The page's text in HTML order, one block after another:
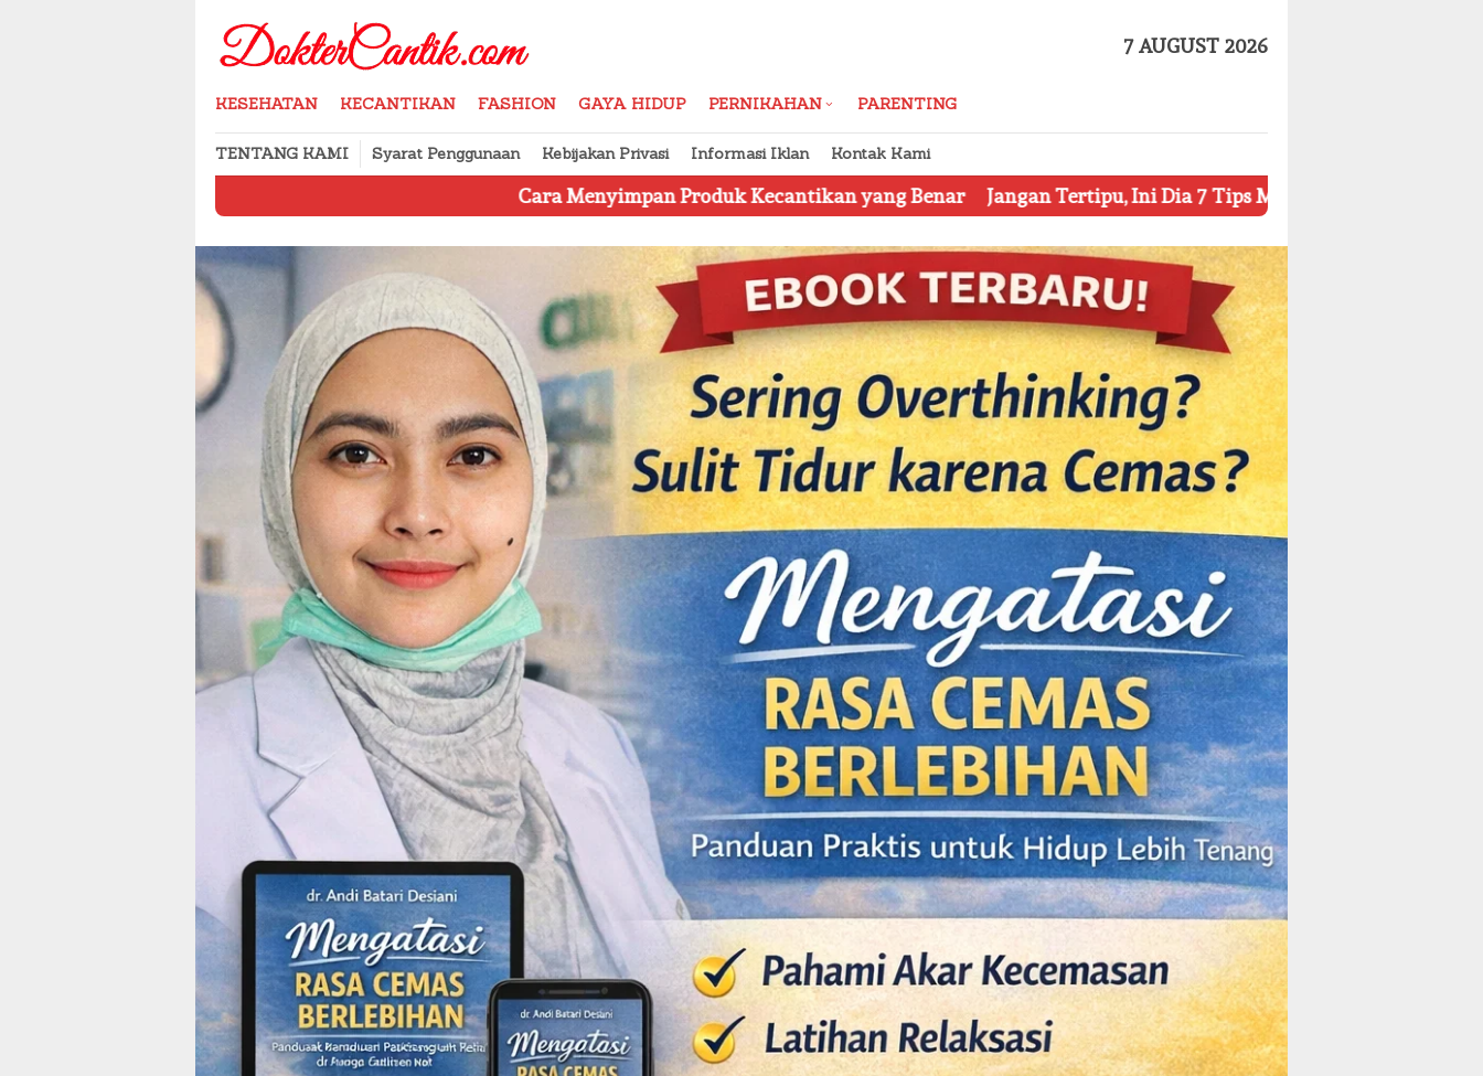
content
7 AUGUST 2026
KESEHATAN KECANTIKAN FASHION GAYA HIDUP PERNIKAHAN PARENTING
TENTANG KAMI Syarat Penggunaan Kebijakan Privasi Informasi Iklan Kontak Kami
Cara Menyimpan Produk Kecantikan yang Benar Jangan Tertipu, Ini Dia 7 Tips Mengetahui Kosmetik Palsu